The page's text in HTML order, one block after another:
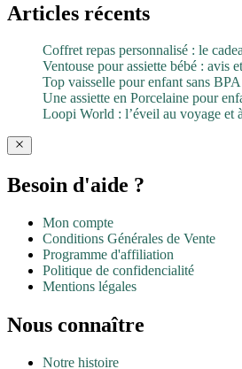
Articles récents
Coffret repas personnalisé : le
Ventouse pour assiette bébé : avis
Top vaisselle pour enfant sans
Une assiette en Porcelaine pour
Loopi World : l’éveil au voyage et
Besoin d'aide ?
Mon compte
Conditions Générales de Vente
Programme d'affiliation
Politique de confidencialité
Mentions légales
Nous connaître
Notre histoire